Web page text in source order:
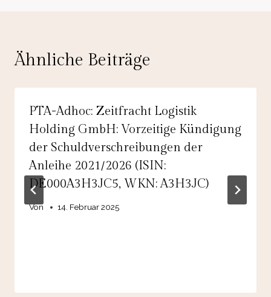
Ähnliche Beiträge
PTA-Adhoc: Zeitfracht Logistik
Holding GmbH: Vorzeitige Kündigung
der Schuldverschreibungen der
Anleihe 2021/2026 (ISIN:
DE000A3H3JC5, WKN: A3H3JC)
Von 14. Februar 2025